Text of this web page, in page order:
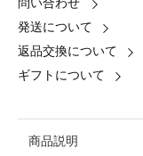
発送について
返品交換について
ギフトについて
商品説明